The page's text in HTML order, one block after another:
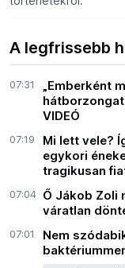
A legfrissebb
07:31
„Emberként
VIDEÓ
07:19
Mi lett vele?
egykori
tragikusan
07:04 Ő Jákob Zoli
váratlan
07:01
Nem